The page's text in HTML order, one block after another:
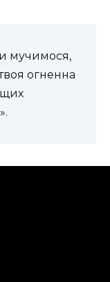
мучимося,
твоя огненна